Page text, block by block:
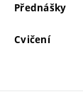
Přednášky
Cvičení